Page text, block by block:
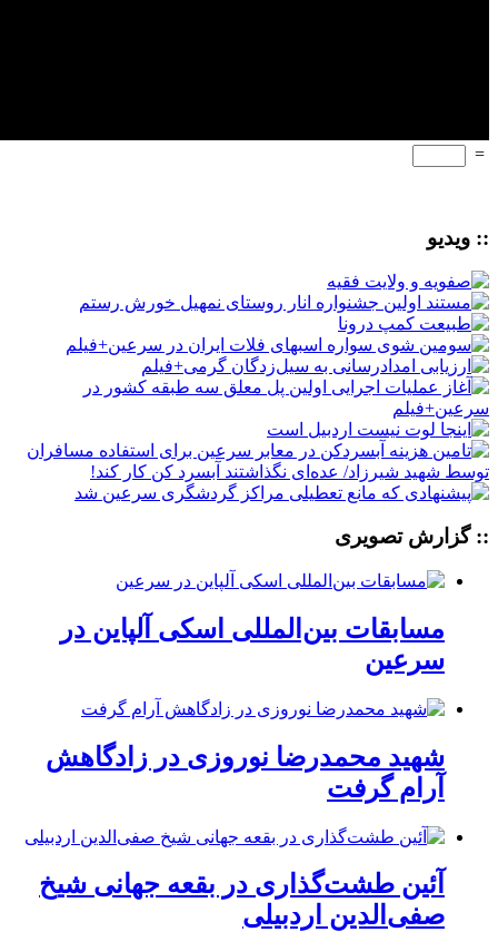
=
:: ویدیو
:: گزارش تصویری
مسابقات بین‌المللی اسکی آلپاین در
سرعین
شهید محمدرضا نوروزی در زادگاهش
آرام گرفت
آئین طشت‌گذاری در بقعه جهانی شیخ
صفی‌الدین اردبیلی